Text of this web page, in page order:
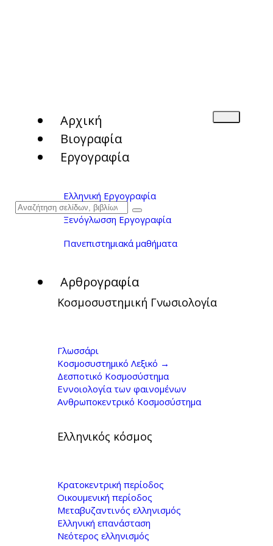
Αρχική
Βιογραφία
Εργογραφία
Ελληνική Εργογραφία
Ξενόγλωσση Εργογραφία
Πανεπιστημιακά μαθήματα
Αρθρογραφία
Κοσμοσυστημική Γνωσιολογία
Γλωσσάρι
Κοσμοσυστημικό Λεξικό →
Δεσποτικό Κοσμοσύστημα
Εννοιολογία των φαινομένων
Ανθρωποκεντρικό Κοσμοσύστημα
Ελληνικός κόσμος
Κρατοκεντρική περίοδος
Οικουμενική περίοδος
Μεταβυζαντινός ελληνισμός
Ελληνική επανάσταση
Νεότερος ελληνισμός
ελληνική πολιτική:
ένα έκφυλο
ομοίωμα εκλόγιμης
μοναρχίας